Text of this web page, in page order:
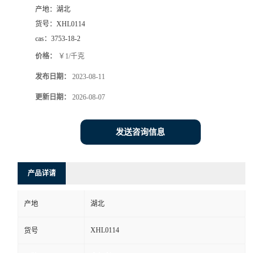
产地： 湖北
货号： XHL0114
cas： 3753-18-2
价格： ￥1/千克
发布日期： 2023-08-11
更新日期： 2026-08-07
发送咨询信息
产品详请
产地 湖北
货号 XHL0114